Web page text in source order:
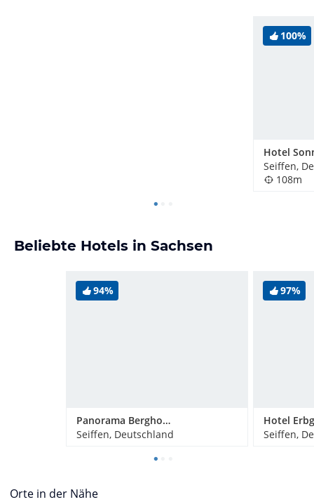
100%
Seiffen,
108m
Beliebte Hotels in Sachsen
94%
Panorama Berghotel Wettiner Höhe
Seiffen, Deutschland
97%
Seiffen,
Orte in der Nähe